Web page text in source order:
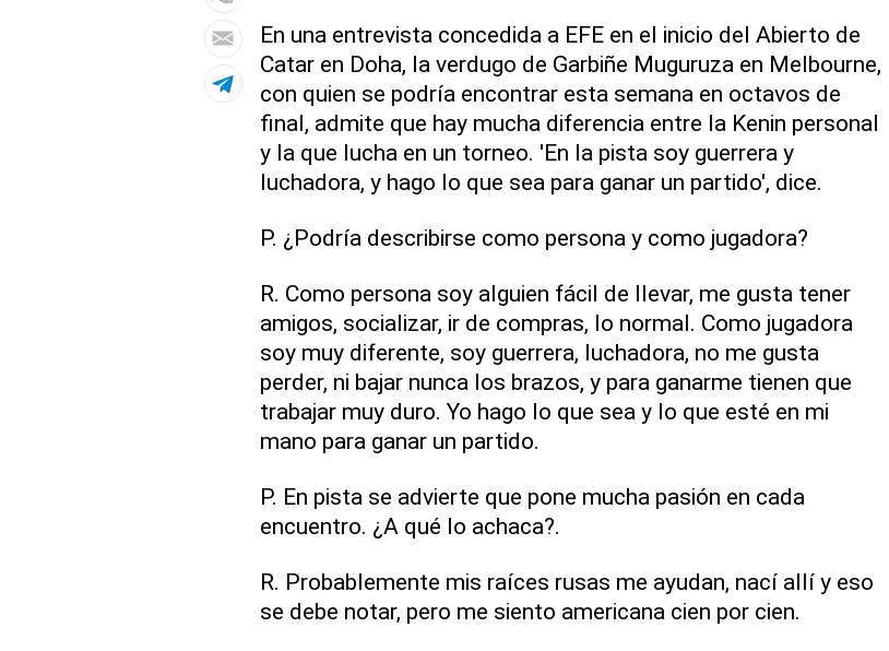
En una entrevista concedida a EFE en el inicio del Abierto de
Catar en Doha, la verdugo de Garbiñe Muguruza en Melbourne,
con quien se podría encontrar esta semana en octavos de
final, admite que hay mucha diferencia entre la Kenin personal
y la que lucha en un torneo. 'En la pista soy guerrera y
luchadora, y hago lo que sea para ganar un partido', dice.
P. ¿Podría describirse como persona y como jugadora?
R. Como persona soy alguien fácil de llevar, me gusta tener
amigos, socializar, ir de compras, lo normal. Como jugadora
soy muy diferente, soy guerrera, luchadora, no me gusta
perder, ni bajar nunca los brazos, y para ganarme tienen que
trabajar muy duro. Yo hago lo que sea y lo que esté en mi
mano para ganar un partido.
P. En pista se advierte que pone mucha pasión en cada
encuentro. ¿A qué lo achaca?.
R. Probablemente mis raíces rusas me ayudan, nací allí y eso
se debe notar, pero me siento americana cien por cien.